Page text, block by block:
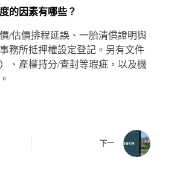
的因素有哪些？
/估價排程延誤、一胎清償證明與
務所抵押權設定登記。另有文件
、產權持分/查封等瑕疵，以及機
下一